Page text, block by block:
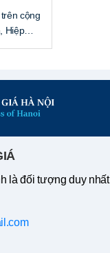
cộng
Hiệp
là đối tượng duy nhất